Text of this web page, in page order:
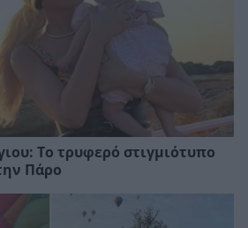
Το τρυφερό στιγμιότυπο
Πάρο